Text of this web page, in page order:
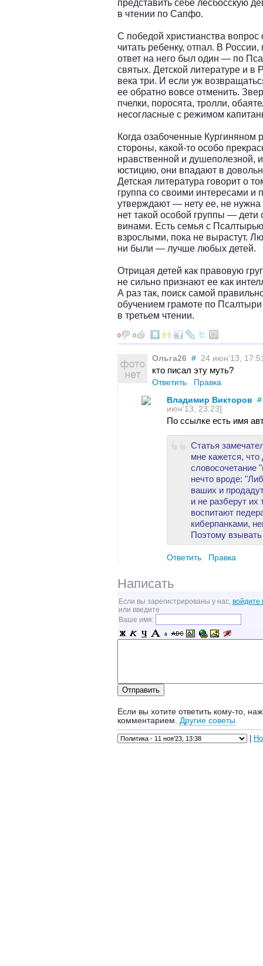
представить себе лесбосскую
в чтении по Сапфо.
С победой христианства вопрос
читать ребенку, отпал. В
ответ на него был один — по
святых. Детской литературе и
века три. И если уж
ее обратно вовсе отменить.
пчелки, поросята, тролли,
несогласные с режимом
Когда озабоченные Кургиняном
стороны, какой-то особо
нравственной и душеполезной,
юстицию, они впадают в
Детская литература говорит о
группа со своими интересами
утверждают — нету ее, не
нет такой особой группы —
винами. Есть семья с
взрослыми, пока не вырастут.
ни были — лучше любых детей.
Отрицая детей как правовую
не сильно признают ее как
А раз так, поиск самой
обучением грамоте по
в третьем чтении.
0 0
Ольга26 # 24 июн’13,
кто писал эту муть?
Ответить
Правка
Владимир Викторов #
июн’13, 23:23]
По ссылке есть имя
Статья
мне кажется, что
словосочетание
нечто вроде:
ваших и
и не разберут их
воспитают
киберпанками,
Поэтому взывать
Ответить Правка
Написать
Если вы зарегистрированы у нас, войдите
или введите
Ваше имя:
Если вы хотите ответить кому-то,
комментарием. Другие советы